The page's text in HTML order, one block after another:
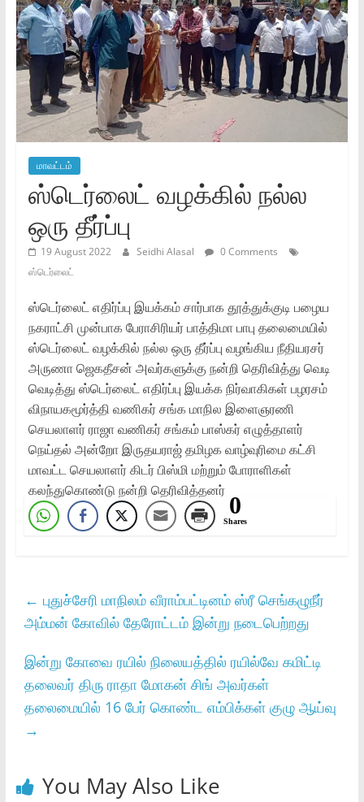
மாவட்டம்
ஸ்டெர்லைட் வழக்கில் நல்ல
ஒரு தீர்ப்பு
19 August 2022 Seidhi Alasal
0 Comments
ஸ்டெர்லைட்
ஸ்டெர்லைட் எதிர்ப்பு இயக்கம் சார்பாக தூத்துக்குடி பழைய
நகராட்சி முன்பாக பேராசிரியர் பாத்திமா பாபு தலைமையில்
ஸ்டெர்லைட் வழக்கில் நல்ல ஒரு தீர்ப்பு வழங்கிய நீதியரசர்
அருணா ஜெகதீசன் அவர்களுக்கு நன்றி தெரிவித்து வெடி
வெடித்து ஸ்டெர்லைட் எதிர்ப்பு இயக்க நிர்வாகிகள் பழரசம்
விநாயகமூர்த்தி வணிகர் சங்க மாநில இளைஞரணி
செயலாளர் ராஜா வணிகர் சங்கம் பாஸ்கர் எழுத்தாளர்
நெய்தல் அன்றோ இருதயராஜ் தமிழக வாழ்வுரிமை கட்சி
மாவட்ட செயலாளர் கிடர் பிஸ்மி மற்றும் போராளிகள்
கலந்துகொண்டு நன்றி தெரிவித்தனர்
0
Shares
← புதுச்சேரி மாநிலம் வீராம்பட்டினம் ஸ்ரீ செங்கழுநீர்
அம்மன் கோவில் தேரோட்டம் இன்று நடைபெற்றது
இன்று கோவை ரயில் நிலையத்தில் ரயில்வே கமிட்டி
தலைவர் திரு ராதா மோகன் சிங் அவர்கள்
தலைமையில் 16 பேர் கொண்ட எம்பிக்கள் குழு ஆய்வு
→
You May Also Like